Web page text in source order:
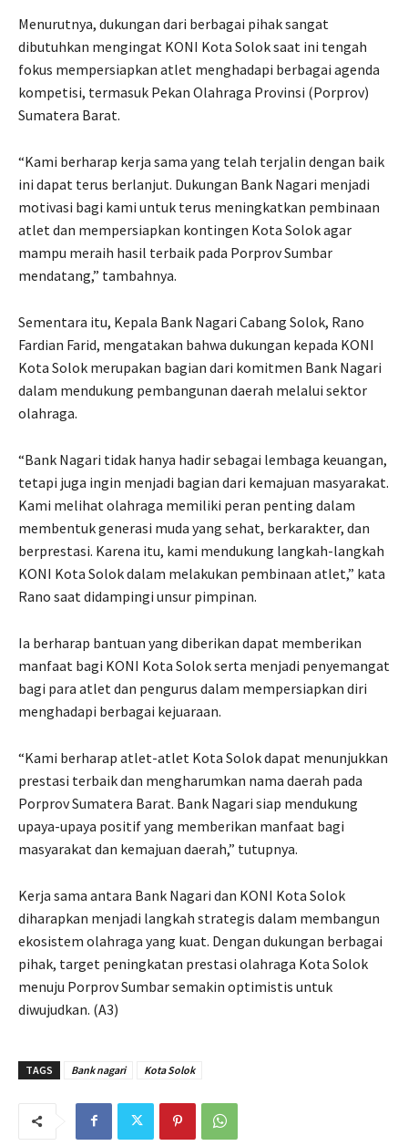
Menurutnya, dukungan dari berbagai pihak sangat
dibutuhkan mengingat KONI Kota Solok saat ini tengah
fokus mempersiapkan atlet menghadapi berbagai agenda
kompetisi, termasuk Pekan Olahraga Provinsi (Porprov)
Sumatera Barat.
“Kami berharap kerja sama yang telah terjalin dengan baik
ini dapat terus berlanjut. Dukungan Bank Nagari menjadi
motivasi bagi kami untuk terus meningkatkan pembinaan
atlet dan mempersiapkan kontingen Kota Solok agar
mampu meraih hasil terbaik pada Porprov Sumbar
mendatang,” tambahnya.
Sementara itu, Kepala Bank Nagari Cabang Solok, Rano
Fardian Farid, mengatakan bahwa dukungan kepada KONI
Kota Solok merupakan bagian dari komitmen Bank Nagari
dalam mendukung pembangunan daerah melalui sektor
olahraga.
“Bank Nagari tidak hanya hadir sebagai lembaga keuangan,
tetapi juga ingin menjadi bagian dari kemajuan masyarakat.
Kami melihat olahraga memiliki peran penting dalam
membentuk generasi muda yang sehat, berkarakter, dan
berprestasi. Karena itu, kami mendukung langkah-langkah
KONI Kota Solok dalam melakukan pembinaan atlet,” kata
Rano saat didampingi unsur pimpinan.
Ia berharap bantuan yang diberikan dapat memberikan
manfaat bagi KONI Kota Solok serta menjadi penyemangat
bagi para atlet dan pengurus dalam mempersiapkan diri
menghadapi berbagai kejuaraan.
“Kami berharap atlet-atlet Kota Solok dapat menunjukkan
prestasi terbaik dan mengharumkan nama daerah pada
Porprov Sumatera Barat. Bank Nagari siap mendukung
upaya-upaya positif yang memberikan manfaat bagi
masyarakat dan kemajuan daerah,” tutupnya.
Kerja sama antara Bank Nagari dan KONI Kota Solok
diharapkan menjadi langkah strategis dalam membangun
ekosistem olahraga yang kuat. Dengan dukungan berbagai
pihak, target peningkatan prestasi olahraga Kota Solok
menuju Porprov Sumbar semakin optimistis untuk
diwujudkan. (A3)
TAGS Bank nagari Kota Solok